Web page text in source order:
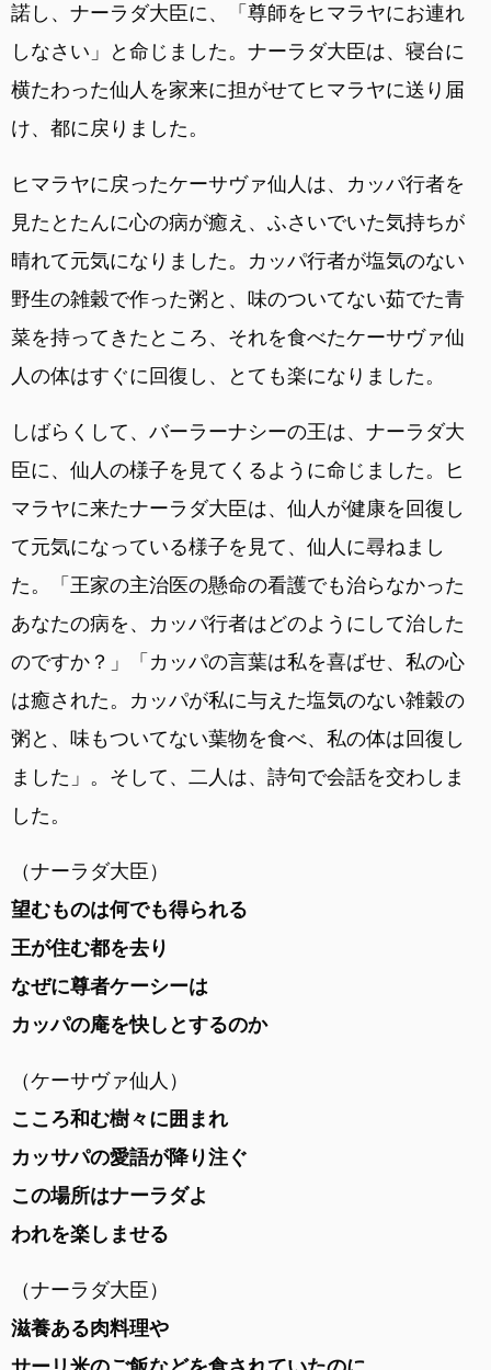
諾し、ナーラダ大臣に、「尊師をヒマラヤにお連れ
しなさい」と命じました。ナーラダ大臣は、寝台に
横たわった仙人を家来に担がせてヒマラヤに送り届
け、都に戻りました。
ヒマラヤに戻ったケーサヴァ仙人は、カッパ行者を
見たとたんに心の病が癒え、ふさいでいた気持ちが
晴れて元気になりました。カッパ行者が塩気のない
野生の雑穀で作った粥と、味のついてない茹でた青
菜を持ってきたところ、それを食べたケーサヴァ仙
人の体はすぐに回復し、とても楽になりました。
しばらくして、バーラーナシーの王は、ナーラダ大
臣に、仙人の様子を見てくるように命じました。ヒ
マラヤに来たナーラダ大臣は、仙人が健康を回復し
て元気になっている様子を見て、仙人に尋ねまし
た。「王家の主治医の懸命の看護でも治らなかった
あなたの病を、カッパ行者はどのようにして治した
のですか？」「カッパの言葉は私を喜ばせ、私の心
は癒された。カッパが私に与えた塩気のない雑穀の
粥と、味もついてない葉物を食べ、私の体は回復し
ました」。そして、二人は、詩句で会話を交わしま
した。
（ナーラダ大臣）
望むものは何でも得られる
王が住む都を去り
なぜに尊者ケーシーは
カッパの庵を快しとするのか
（ケーサヴァ仙人）
こころ和む樹々に囲まれ
カッサパの愛語が降り注ぐ
この場所はナーラダよ
われを楽しませる
（ナーラダ大臣）
滋養ある肉料理や